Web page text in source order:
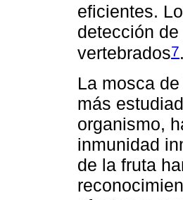
eficientes.
detección
vertebrados7.
La mosca
más
organismo,
inmunidad
de la fruta